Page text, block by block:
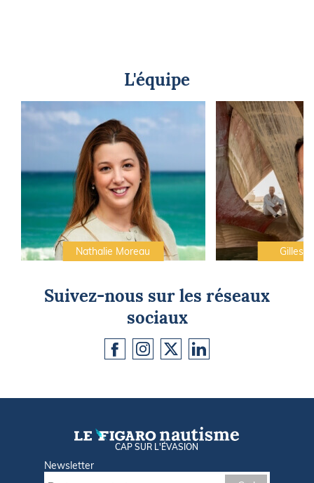
L'équipe
Nathalie Moreau Gilles
Suivez-nous sur les réseaux
sociaux
CAP SUR L'ÉVASION
Newsletter